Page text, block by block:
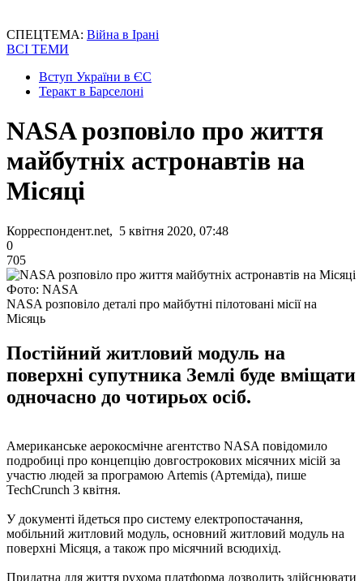
СПЕЦТЕМА: Війна в Ірані
ВСІ ТЕМИ
Вступ України в ЄС
Теракт в Барселоні
NASA розповіло про життя
майбутніх астронавтів на
Місяці
Корреспондент.net, 5 квітня 2020, 07:48
0
705
Фото: NASA
NASA розповіло деталі про майбутні пілотовані місії на
Місяць
Постійний житловий модуль на
поверхні супутника Землі буде вміщати
одночасно до чотирьох осіб.
Американське аерокосмічне агентство NASA повідомило
подробиці про концепцію довгострокових місячних місій за
участю людей за програмою Artemis (Артеміда), пише
TechCrunch 3 квітня.
У документі йдеться про систему електропостачання,
мобільний житловий модуль, основний житловий модуль на
поверхні Місяця, а також про місячний всюдихід.
Придатна для життя рухома платформа дозволить здійснювати